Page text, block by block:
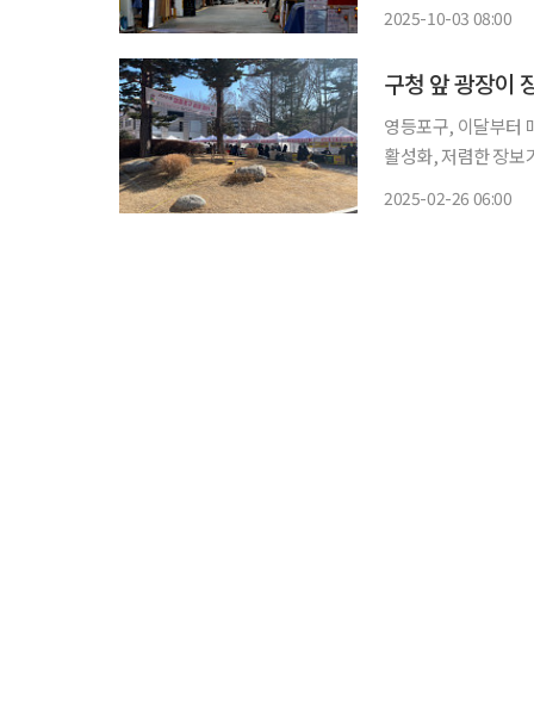
2025-10-03 08:00
영등포구, 이달부터
활성화, 저렴한 장보기 기회 제공 “곱창 한 번 시식해보
2025-02-26 06:00